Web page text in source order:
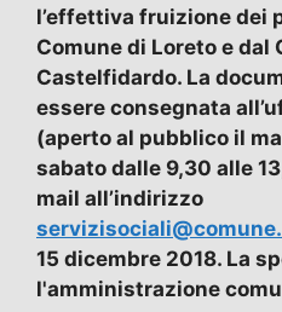
l’effettiva fruizione dei
Comune di Loreto e dal
Castelfidardo. La
essere consegnata
(aperto al pubblico il
sabato dalle 9,30 alle
mail all’indirizzo
15 dicembre 2018. La
l'amministrazione